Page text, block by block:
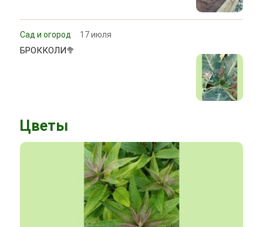
Сад и огород 17 июля
БРОККОЛИ🥦
Цветы